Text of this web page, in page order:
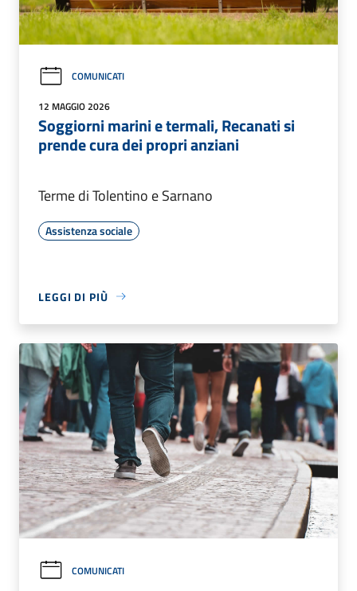
COMUNICATI
12 MAGGIO 2026
Soggiorni marini e termali, Recanati si
prende cura dei propri anziani
Terme di Tolentino e Sarnano
Assistenza sociale
LEGGI DI PIÙ
COMUNICATI